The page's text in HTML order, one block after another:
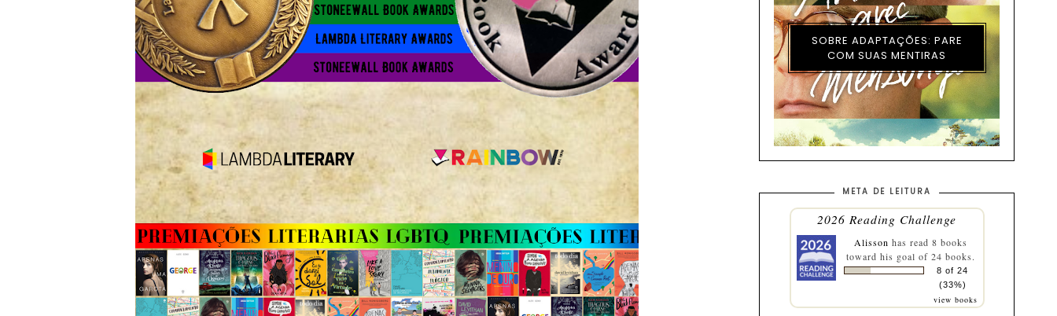
SOBRE ADAPTAÇÕES: PARE
COM SUAS MENTIRAS
META DE LEITURA
2026 Reading Challenge
Alisson has read 8 books
toward his goal of 24 books.
8 of 24
(33%)
view books